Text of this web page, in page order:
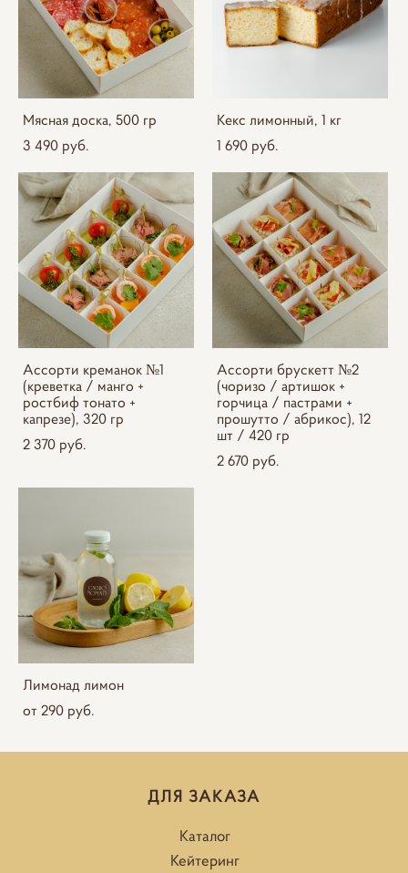
Мясная доска, 500 гр
3 490 pуб.
Кекс лимонный, 1 кг
1 690 pуб.
Ассорти креманок №1
(креветка / манго +
ростбиф тонато +
капрезе), 320 гр
2 370 pуб.
Ассорти брускетт №2
(чоризо / артишок +
горчица / пастрами +
прошутто / абрикос), 12
шт / 420 гр
2 670 pуб.
Лимонад лимон
от 290 pуб.
ДЛЯ ЗАКАЗА
Каталог
Кейтеринг